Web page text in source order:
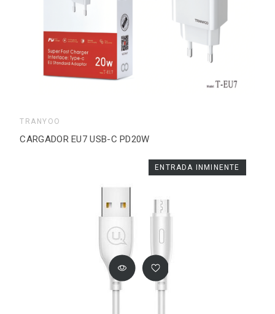
TRANYOO
CARGADOR EU7 USB-C PD20W
ENTRADA INMINENTE